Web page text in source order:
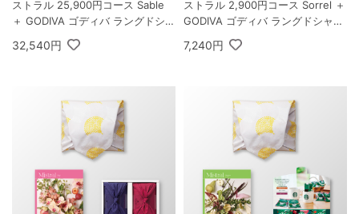
ストラル 25,900円コース Sable
＋ GODIVA ゴディバ ラングドシャ
クッキーアソートメント 30枚入
32,540円
ストラル 2,900円コース Sorrel ＋
GODIVA ゴディバ ラングドシャク
ッキーアソートメント 30枚入
7,240円